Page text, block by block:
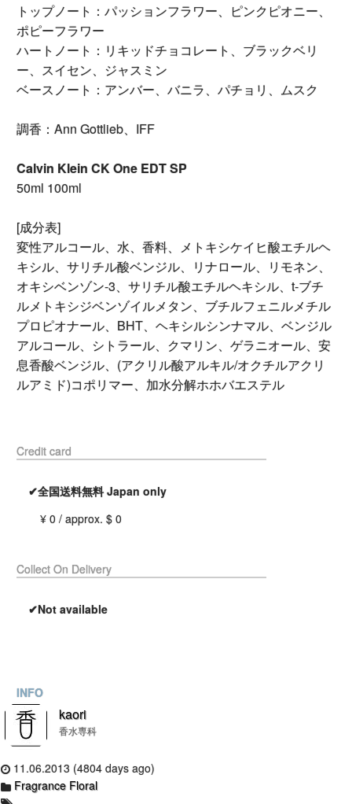
トップノート：パッションフラワー、ピンクピオニー、
ポピーフラワー
ハートノート：リキッドチョコレート、ブラックベリ
ー、スイセン、ジャスミン
ベースノート：アンバー、バニラ、パチョリ、ムスク
調香：Ann Gottlieb、IFF
Calvin Klein CK One EDT SP
50ml 100ml
[成分表]
変性アルコール、水、香料、メトキシケイヒ酸エチルヘ
キシル、サリチル酸ベンジル、リナロール、リモネン、
オキシベンゾン-3、サリチル酸エチルヘキシル、t-ブチ
ルメトキシジベンゾイルメタン、ブチルフェニルメチル
プロピオナール、BHT、ヘキシルシンナマル、ベンジル
アルコール、シトラール、クマリン、ゲラニオール、安
息香酸ベンジル、(アクリル酸アルキル/オクチルアクリ
ルアミド)コポリマー、加水分解ホホバエステル
Credit card
✔全国送料無料 Japan only
¥ 0 / approx. $ 0
Collect On Delivery
✔Not available
INFO
kaori
香水専科
11.06.2013 (4804 days ago)
Fragrance Floral